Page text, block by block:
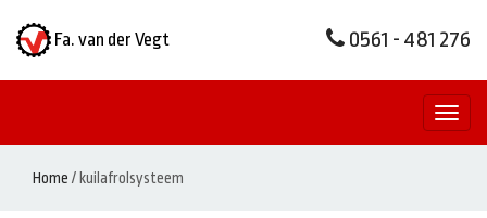
Fa. van der Vegt 0561 - 481 276
Home /kuilafrolsysteem